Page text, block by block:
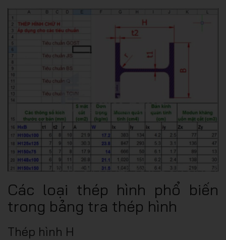
Các loại thép hình phổ biến
trong bảng tra thép hình
Thép hình H